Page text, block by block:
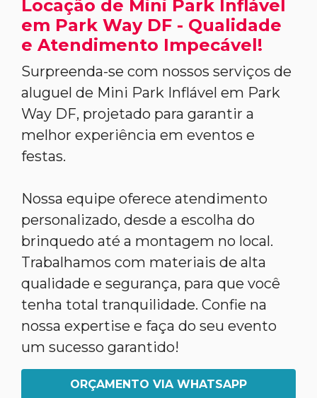
Locação de Mini Park Inflável
em Park Way DF - Qualidade
e Atendimento Impecável!
Surpreenda-se com nossos serviços de
aluguel de Mini Park Inflável em Park
Way DF, projetado para garantir a
melhor experiência em eventos e
festas.
Nossa equipe oferece atendimento
personalizado, desde a escolha do
brinquedo até a montagem no local.
Trabalhamos com materiais de alta
qualidade e segurança, para que você
tenha total tranquilidade. Confie na
nossa expertise e faça do seu evento
um sucesso garantido!
ORÇAMENTO VIA WHATSAPP